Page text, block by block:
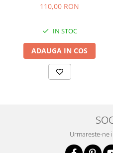
110,00 RON
IN STOC
ADAUGA IN COS
Urmareste-ne